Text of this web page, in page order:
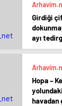
En
En
En
Girdiği
ayı
Hopa –
havadan